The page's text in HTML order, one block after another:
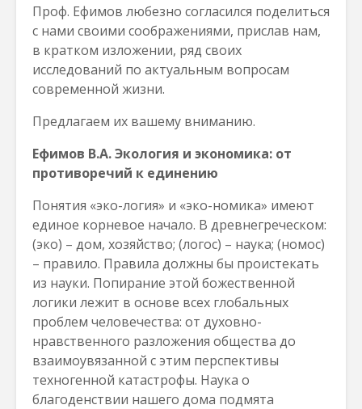
Проф. Ефимов любезно согласился поделиться
с нами своими соображениями, прислав нам,
в кратком изложении, ряд своих
исследований по актуальным вопросам
современной жизни.
Предлагаем их вашему вниманию.
Ефимов В.А.Экология и экономика: от
противоречий к единению
Понятия «эко-логия» и «эко-номика» имеют
единое корневое начало. В древнегреческом:
(эко) – дом, хозяйство; (логос) – наука; (номос)
– правило. Правила должны бы проистекать
из науки. Попирание этой божественной
логики лежит в основе всех глобальных
проблем человечества: от духовно-
нравственного разложения общества до
взаимоувязанной с этим перспективы
техногенной катастрофы. Наука о
благоденствии нашего дома подмята